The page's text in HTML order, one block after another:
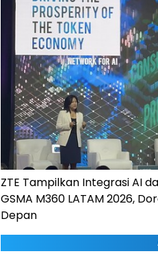
ZTE Tampilkan Integrasi AI
GSMA M360 LATAM 2026,
Depan